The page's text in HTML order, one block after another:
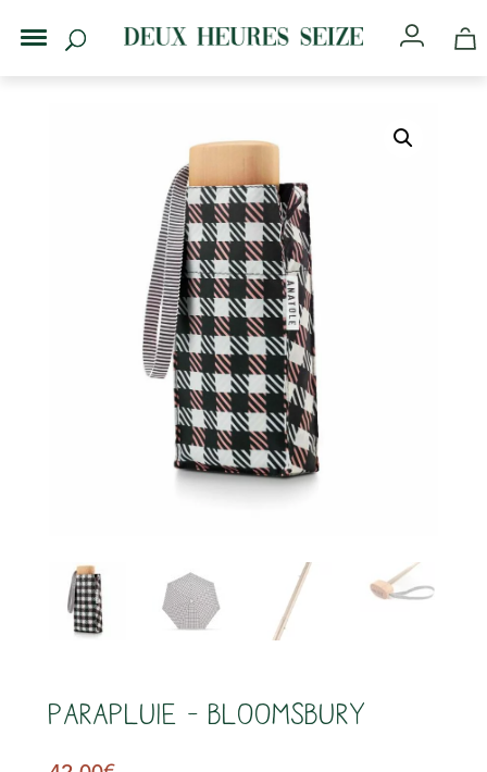
Parapluie – Bloomsbury